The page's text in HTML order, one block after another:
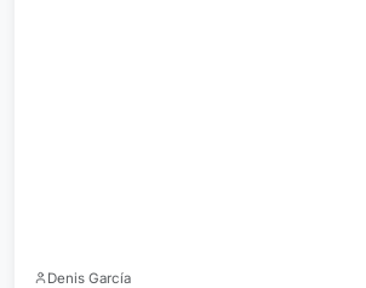
Denis García